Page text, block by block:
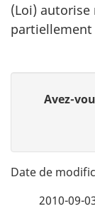
(Loi)
t
a
n
Avez-
2010-09-